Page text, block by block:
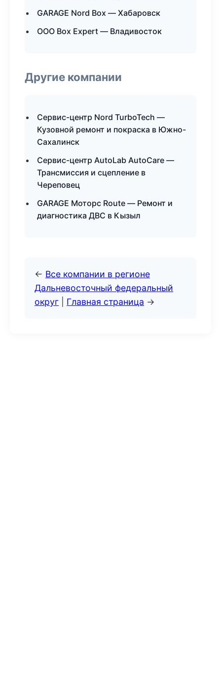
GARAGE Nord Box — Хабаровск
ООО Box Expert — Владивосток
Другие компании
Сервис-центр Nord TurboTech —
Кузовной ремонт и покраска в Южно-
Сахалинск
Сервис-центр AutoLab AutoCare —
Трансмиссия и сцепление в
Череповец
GARAGE Моторс Route — Ремонт и
диагностика ДВС в Кызыл
← Все компании в регионе
Дальневосточный федеральный
округ
Главная страница →